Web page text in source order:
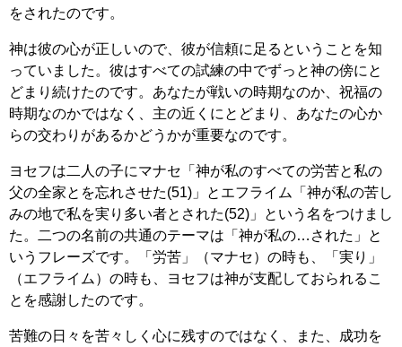
をされたのです。
神は彼の心が正しいので、彼が信頼に足るということを知
っていました。彼はすべての試練の中でずっと神の傍にと
どまり続けたのです。あなたが戦いの時期なのか、祝福の
時期なのかではなく、主の近くにとどまり、あなたの心か
らの交わりがあるかどうかが重要なのです。
ヨセフは二人の子にマナセ「神が私のすべての労苦と私の
父の全家とを忘れさせた(51)」とエフライム「神が私の苦し
みの地で私を実り多い者とされた(52)」という名をつけまし
た。二つの名前の共通のテーマは「神が私の…された」と
いうフレーズです。「労苦」（マナセ）の時も、「実り」
（エフライム）の時も、ヨセフは神が支配しておられるこ
とを感謝したのです。
苦難の日々を苦々しく心に残すのではなく、また、成功を